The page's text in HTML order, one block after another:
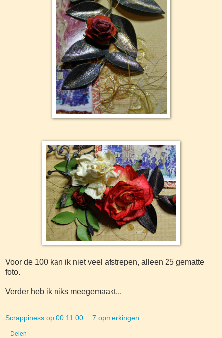
Voor de 100 kan ik niet veel afstrepen, alleen 25 gematte
foto.
Verder heb ik niks meegemaakt...
Scrappiness op 00:11:00 7 opmerkingen:
Delen